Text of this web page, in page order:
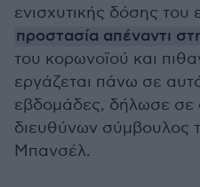
ενισχυτικής δόσης του
προστασία απέναντι
του κορωνοϊού και
εργάζεται πάνω σε
εβδομάδες, δήλωσε σε
διευθύνων σύμβουλος
Μπανσέλ.